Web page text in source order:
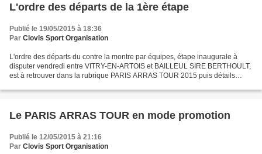
L'ordre des départs de la 1ère étape
Publié le 19/05/2015 à 18:36
Par Clovis Sport Organisation
L'ordre des départs du contre la montre par équipes, étape inaugurale à
disputer vendredi entre VITRY-EN-ARTOIS et BAILLEUL SIRE BERTHOULT,
est à retrouver dans la rubrique PARIS ARRAS TOUR 2015 puis détails
Le PARIS ARRAS TOUR en mode promotion
Publié le 12/05/2015 à 21:16
Par Clovis Sport Organisation